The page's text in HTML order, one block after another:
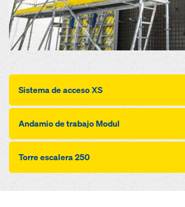
Sistema de acceso XS
Andamio de trabajo Modul
Torre escalera 250